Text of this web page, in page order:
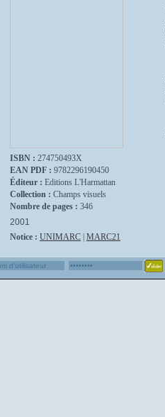
ISBN : 274750493X
EAN PDF : 9782296190450
Éditeur : Editions L'Harmattan
Collection : Champs visuels
Nombre de pages : 346
2001
Notice : UNIMARC MARC21